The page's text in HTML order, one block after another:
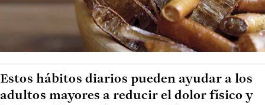
Estos hábitos diarios pueden ayudar a los
adultos mayores a reducir el dolor físico y